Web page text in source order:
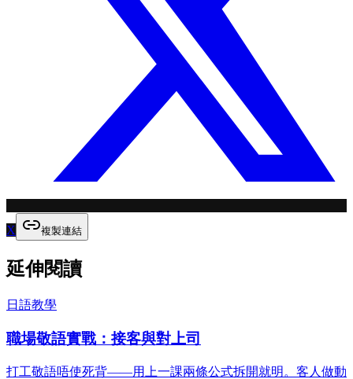
X 複製連結
延伸閱讀
日語教學
職場敬語實戰：接客與對上司
打工敬語唔使死背——用上一課兩條公式拆開就明。客人做動